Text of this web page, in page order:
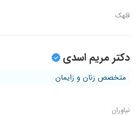
قلهک
دکتر مریم اسدی
متخصص زنان و زایمان
نیاوران